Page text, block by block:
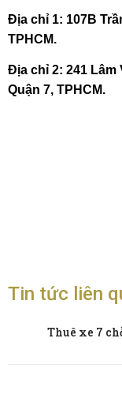
Địa chỉ 1: 107B
TPHCM.
Địa chỉ 2: 241 Lâm
Quận 7, TPHCM.
Tin tức liên
Thuê xe 7